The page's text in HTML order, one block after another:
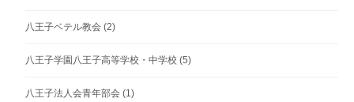
八王子ベテル教会 (2)
八王子学園八王子高等学校・中学校 (5)
八王子法人会青年部会 (1)